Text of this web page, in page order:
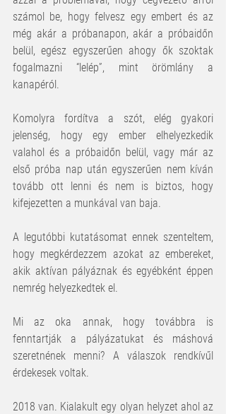
számol be, hogy felvesz egy embert és az
még akár a próbanapon, akár a próbaidőn
belül, egész egyszerűen ahogy ők szoktak
fogalmazni “lelép”, mint örömlány a
kanapéról.
Komolyra fordítva a szót, elég gyakori
jelenség, hogy egy ember elhelyezkedik
valahol és a próbaidőn belül, vagy már az
első próba nap után egyszerűen nem kíván
tovább ott lenni és nem is biztos, hogy
kifejezetten a munkával van baja.
A legutóbbi kutatásomat ennek szenteltem,
hogy megkérdezzem azokat az embereket,
akik aktívan pályáznak és egyébként éppen
nemrég helyezkedtek el.
Mi az oka annak, hogy továbbra is
fenntartják a pályázatukat és máshová
szeretnének menni? A válaszok rendkívűl
érdekesek voltak.
2018 van. Kialakult egy olyan helyzet ahol az